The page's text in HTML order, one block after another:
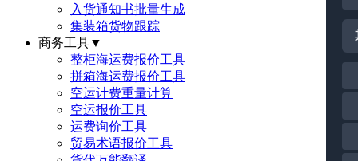
入货通知书批量生成
集装箱货物跟踪
商务工具▼
整柜海运费报价工具
拼箱海运费报价工具
空运计费重量计算
空运报价工具
运费询价工具
贸易术语报价工具